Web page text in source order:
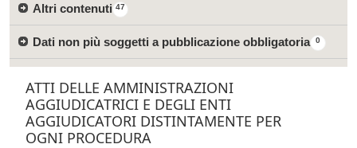
47
Altri contenuti
0
Dati non più soggetti a pubblicazione obbligatoria
ATTI DELLE AMMINISTRAZIONI
AGGIUDICATRICI E DEGLI ENTI
AGGIUDICATORI DISTINTAMENTE PER
OGNI PROCEDURA